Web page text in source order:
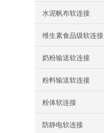
水泥帆布软连接
维生素食品级软连接
奶粉输送软连接
粉料输送软连接
粉体软连接
防静电软连接